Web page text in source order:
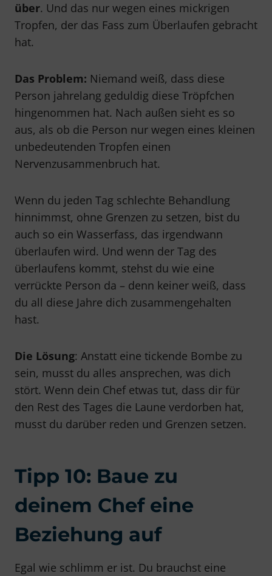
über. Und das nur wegen eines mickrigen
Tropfen, der das Fass zum Überlaufen gebracht
hat.
Das Problem: Niemand weiß, dass diese
Person jahrelang geduldig diese Tröpfchen
hingenommen hat. Nach außen sieht es so
aus, als ob die Person nur wegen eines kleinen
unbedeutenden Tropfen einen
Nervenzusammenbruch hat.
Wenn du jeden Tag schlechte Behandlung
hinnimmst, ohne Grenzen zu setzen, bist du
auch so ein Wasserfass, das irgendwann
überlaufen wird. Und wenn der Tag des
überlaufens kommt, stehst du wie eine
verrückte Person da – denn keiner weiß, dass
du all diese Jahre dich zusammengehalten
hast.
Die Lösung: Anstatt eine tickende Bombe zu
sein, musst du alles ansprechen, was dich
stört. Wenn dein Chef etwas tut, dass dir für
den Rest des Tages die Laune verdorben hat,
musst du darüber reden und Grenzen setzen.
Tipp 10: Baue zu
deinem Chef eine
Beziehung auf
Egal wie schlimm er ist. Du brauchst eine